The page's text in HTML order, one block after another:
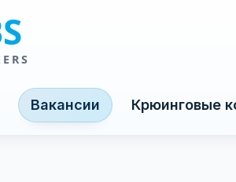
Вакансии Крюинговые